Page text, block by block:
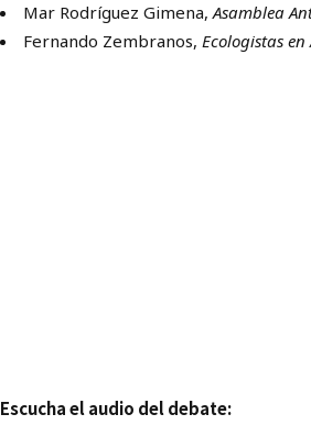
Mar Rodríguez Gimena,Asamblea
Fernando Zembranos, Ecologistas en
Escucha el audio del debate: